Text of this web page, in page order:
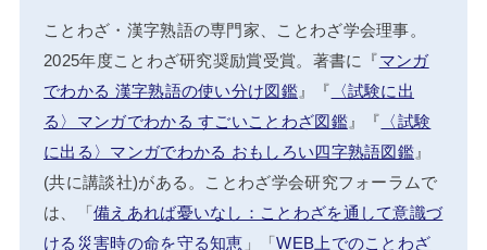
ことわざ・漢字熟語の専門家、ことわざ学会理事。
2025年度ことわざ研究奨励賞受賞。著書に『マンガ
でわかる 漢字熟語の使い分け図鑑』『 〈試験に出
る〉マンガでわかる すごいことわざ図鑑』『 〈試験
に出る〉マンガでわかる おもしろい四字熟語図鑑 』
(共に講談社)がある。ことわざ学会研究フォーラムで
は、「備えあれば憂いなし：ことわざを通して意識づ
ける災害時の命を守る知恵 」「WEB上でのことわざ